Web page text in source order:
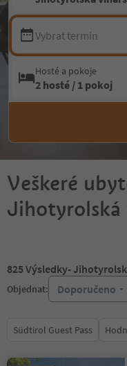
Vybrat termín
Hosté a pokoje
2 hosté / 1 pokoj
Veškeré
Jihotyrolská
825Výsledky-
Objednat: Doporučeno
Südtirol Guest Pass